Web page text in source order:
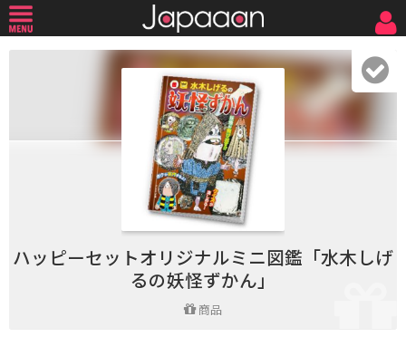
ハッピーセットオリジナルミニ図鑑「水木しげ
るの妖怪ずかん」
商品